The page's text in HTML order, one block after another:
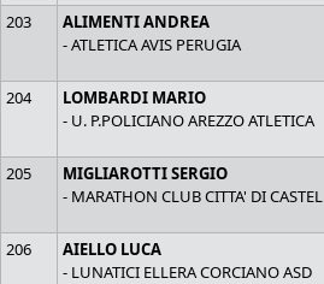
203
ALIMENTI ANDREA
- ATLETICA AVIS PERUGIA
204
LOMBARDI MARIO
- U. P.POLICIANO AREZZO ATLETICA
205
MIGLIAROTTI SERGIO
- MARATHON CLUB CITTA' DI CASTEL
206
AIELLO LUCA
- LUNATICI ELLERA CORCIANO ASD